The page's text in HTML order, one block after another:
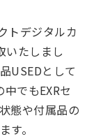
トデジタルカ
いたしまし
USEDとして
でもEXRセ
態や付属品の
す。